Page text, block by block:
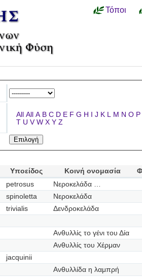
Τόποι
All All A B C D E F G H I J K L M N O P
T U V W X Y Z
Υποείδος Κοινή ονομασία
petrosus
Νεροκελάδα …
spinoletta
Νεροκελάδα
trivialis
Δενδροκελάδα
Ανθυλλίς το γένι του Δία
Ανθυλλίς του Χέρμαν
jacquinii
Ανθυλλίδα η λαμπρή